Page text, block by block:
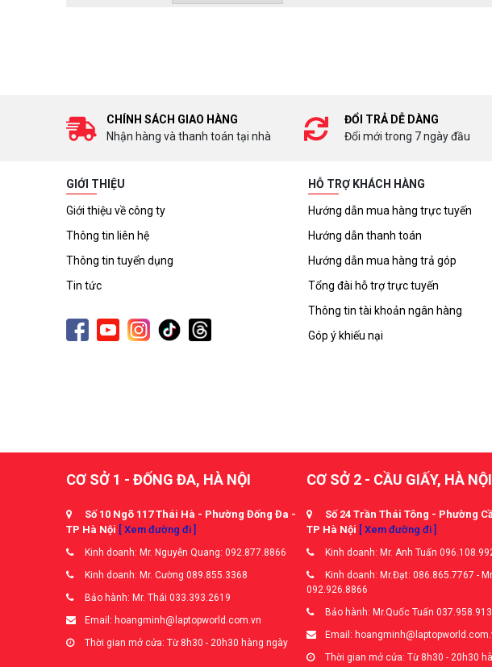
CHÍNH SÁCH GIAO HÀNG
Nhận hàng và thanh toán tại nhà
ĐỔI TRẢ DỄ DÀNG
Đổi mới trong 7 ngày đầu
GIỚI THIỆU
Giới thiệu về công ty
Thông tin liên hệ
Thông tin tuyển dụng
Tin tức
HỖ TRỢ KHÁCH HÀNG
Hướng dẫn mua hàng trực tuyến
Hướng dẫn thanh toán
Hướng dẫn mua hàng trả góp
Tổng đài hỗ trợ trực tuyến
Thông tin tài khoản ngân hàng
Góp ý khiếu nại
CƠ SỞ 1 - ĐỐNG ĐA, HÀ NỘI
Số 10 Ngõ 117 Thái Hà - Phường Đống Đa -
TP Hà Nội [ Xem đường đi ]
Kinh doanh: Mr. Nguyễn Quang: 092.877.8866
Kinh doanh: Mr. Cường 089.855.3368
Bảo hành: Mr. Thái 033.393.2619
Email: hoangminh@laptopworld.com.vn
Thời gian mở cửa: Từ 8h30 - 20h30 hàng ngày
CƠ SỞ 2 - CẦU GIẤY, HÀ NỘI
Số 24 Trần Thái Tông - Phường
TP Hà Nội [ Xem đường đi ]
Kinh doanh: Mr. Anh Tuấn
Kinh doanh: Mr.Đạt: 086.865.7767 -
092.926.8866
Bảo hành: Mr.Quốc Tuấn
Email:
Thời gian mở cửa: Từ 8h30 - 20h30